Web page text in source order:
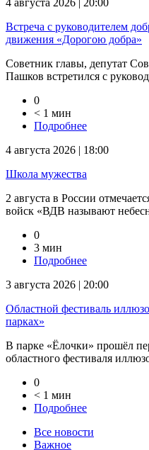
4 августа 2026 | 20:00
Встреча с руководителем
движения «Дорогою добра»
Советник главы, депутат
Пашков встретился с
0
< 1 мин
Подробнее
4 августа 2026 | 18:00
Школа мужества
2 августа в России
войск «ВДВ называют
0
3 мин
Подробнее
3 августа 2026 | 20:00
Областной фестиваль
парках»
В парке «Ёлочки» прошёл
областного фестиваля
0
< 1 мин
Подробнее
Все новости
Важное